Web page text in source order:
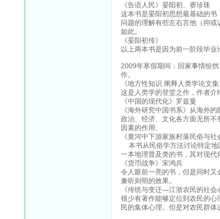
《告语人民》晏阳初、赛珍珠
这本书是晏阳初思想最基础的
问题的理解有些左右言他（抑
如此。
《晏阳初传》
以上两本书是因为前一阶段毕
2009年寒假期间：回家事情纷
作。
《地方性知识 阐释人类学论文
这是人类学的登堂之作，作者
《中国的现代化》罗兹曼
《海外研究中国书系》从海外
政治、经济、文化各方面无所
因素的作用。
《黄河中下游家族村落民俗与
本书从民俗学方法讨论特定地
一本地理普及类的书，其对现
《货币战争》宋鸿兵
令人眼前一亮的书，但是同时
兼听则明的效果。
《传统与变迁—江浙农民的社
很少有著作能够定位到农民的
民的集体心理。但是对农民群